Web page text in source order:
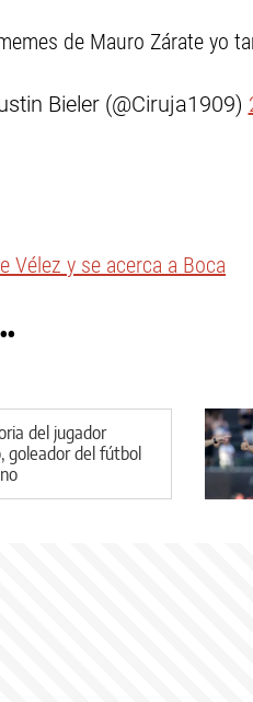
de Mauro Zárate yo
Bieler (@Ciruja1909)
Vélez y se acerca a Boca
del jugador
goleador del fútbol